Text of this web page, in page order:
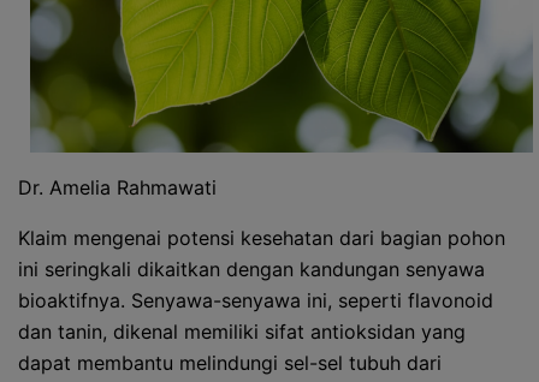
Dr. Amelia Rahmawati
Klaim mengenai potensi kesehatan dari bagian pohon
ini seringkali dikaitkan dengan kandungan senyawa
bioaktifnya. Senyawa-senyawa ini, seperti flavonoid
dan tanin, dikenal memiliki sifat antioksidan yang
dapat membantu melindungi sel-sel tubuh dari